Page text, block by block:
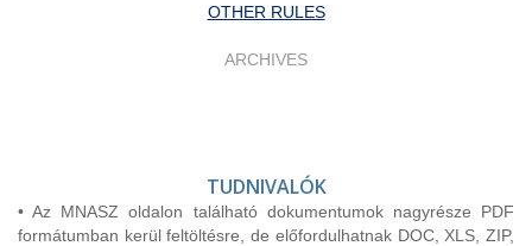
OTHER RULES
ARCHIVES
TUDNIVALÓK
• Az MNASZ oldalon található dokumentumok nagyrésze PDF
formátumban kerül feltöltésre, de előfordulhatnak DOC, XLS, ZIP,